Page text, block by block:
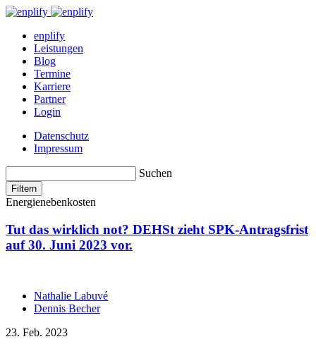
enplify
Leistungen
Blog
Termine
Karriere
Partner
Login
Datenschutz
Impressum
Suchen
Filtern
Energienebenkosten
Tut das wirklich not? DEHSt zieht SPK-Antragsfrist
auf 30. Juni 2023 vor.
Nathalie Labuvé
Dennis Becher
23. Feb. 2023